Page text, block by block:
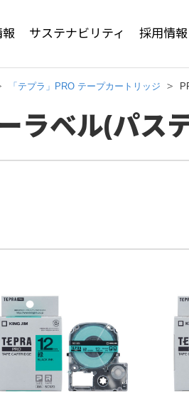
サステナビリティ 採用情報
「テプラ」PRO テープカートリッジ
ラベル(パス